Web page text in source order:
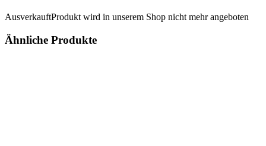
AusverkauftProdukt wird in unserem Shop nicht mehr angeboten
Ähnliche Produkte